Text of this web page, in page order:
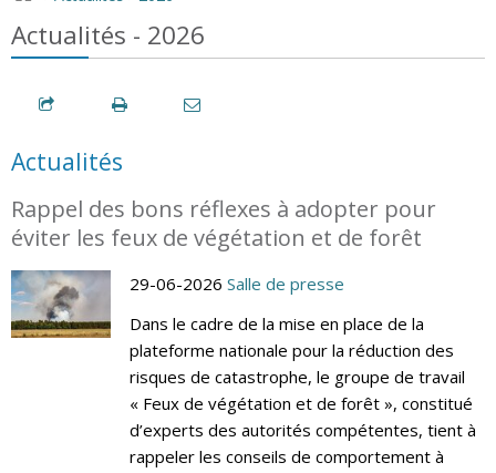
Actualités - 2026
Actualités
Rappel des bons réflexes à adopter pour
éviter les feux de végétation et de forêt
29-06-2026 Salle de presse
Dans le cadre de la mise en place de la
plateforme nationale pour la réduction des
risques de catastrophe, le groupe de travail
« Feux de végétation et de forêt », constitué
d’experts des autorités compétentes, tient à
rappeler les conseils de comportement à